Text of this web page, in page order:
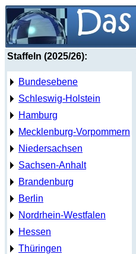
Staffeln (2025/26):
Bundesebene
Schleswig-Holstein
Hamburg
Mecklenburg-Vorpommern
Niedersachsen
Sachsen-Anhalt
Brandenburg
Berlin
Nordrhein-Westfalen
Hessen
Thüringen